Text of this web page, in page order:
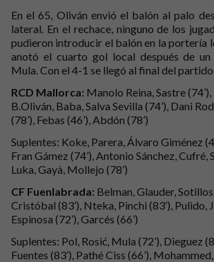
En el 65, Oliván envió el balón al palo
lateral. En el rechace, ninguno de los
pudieron introducir el balón en la portería
anotó el cuarto gol local después de
Mula. Con el 4-1 se llegó al final del
RCD Mallorca: Manolo Reina, Sastre
B.Oliván, Baba, Salva Sevilla (74’), Dani
(78’), Febas (46’), Abdón (78’)
Suplentes: Koke, Parera, Álvaro Giménez
Fran Gámez (74’), Antonio Sánchez, Cufré,
Luka, Gayà, Mollejo (78’)
CF Fuenlabrada: Belman, Glauder,
Cristóbal (83’), Nteka, Pinchi (83’), Pulido,
Espinosa (72’), Garcés (66’)
Suplentes: Pol, Rosić, Mula (72’), Dieguez
Fuentes (83’), Pathé Ciss (66’),